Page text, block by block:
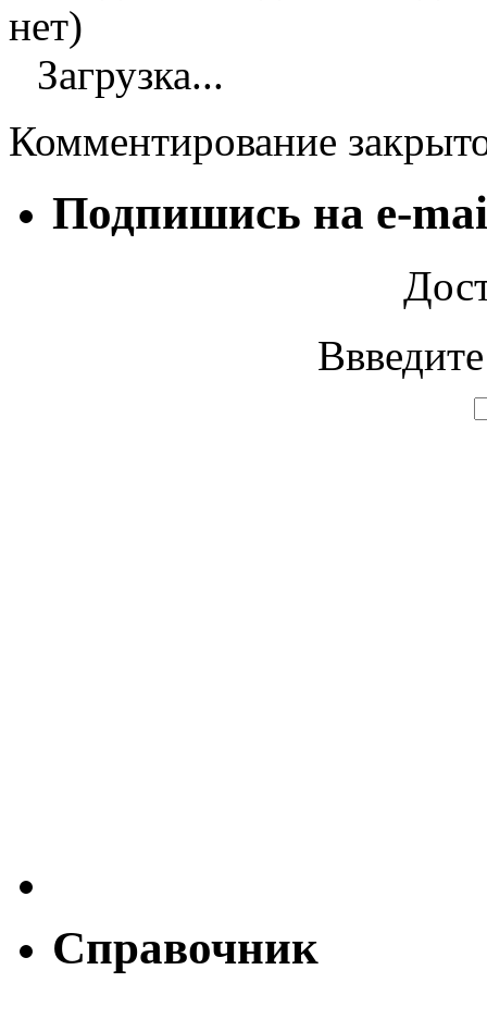
нет)
Загрузка...
Комментирование
Подпишись на e-
Справочник